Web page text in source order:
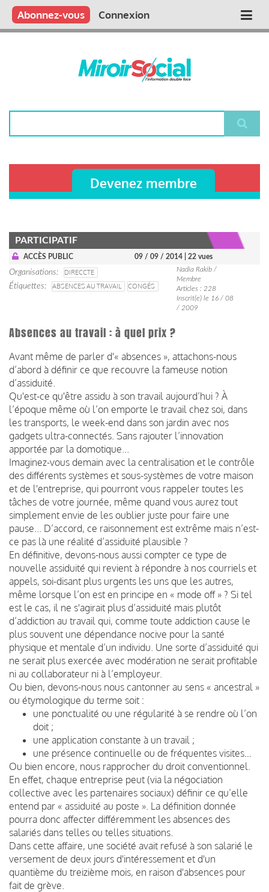
Aller
contenu
Main
Qui sommes nous ?
Vous publiez
Nous publions
Contactez-nous
Abonnez-vous Connexion
Devenez membre
PARTICIPATIF
ACCÈS PUBLIC 09 / 09 / 2014 | 22 vues
Organisations
DIRECCTE
Étiquettes
ABSENCES AU TRAVAIL CONGÉS
Nadia Rakib /
Membre
Articles : 228
Inscrit(e) le 16 / 08
/ 2009
Absences au travail : à quel prix ?
Avant même de parler d'« absences », attachons-nous
d’abord à définir ce que recouvre la fameuse notion
d’assiduité.
Qu'est-ce qu'être assidu à son travail aujourd’hui ? À
l’époque même où l’on emporte le travail chez soi, dans
les transports, le week-end dans son jardin avec nos
gadgets ultra-connectés. Sans rajouter l’innovation
apportée par la domotique...
Imaginez-vous demain avec la centralisation et le contrôle
des différents systèmes et sous-systèmes de votre maison
et de l'entreprise, qui pourront vous rappeler toutes les
tâches de votre journée, même quand vous aurez tout
simplement envie de les oublier juste pour faire une
pause... D’accord, ce raisonnement est extrême mais n’est-
ce pas là une réalité d’assiduité plausible ?
En définitive, devons-nous aussi compter ce type de
nouvelle assiduité qui revient à répondre à nos courriels et
appels, soi-disant plus urgents les uns que les autres,
même lorsque l’on est en principe en « mode off » ? Si tel
est le cas, il ne s'agirait plus d’assiduité mais plutôt
d’addiction au travail qui, comme toute addiction cause le
plus souvent une dépendance nocive pour la santé
physique et mentale d’un individu. Une sorte d’assiduité qui
ne serait plus exercée avec modération ne serait profitable
ni au collaborateur ni à l’employeur.
Ou bien, devons-nous nous cantonner au sens « ancestral »
ou étymologique du terme soit :
une ponctualité ou une régularité à se rendre où l’on
doit ;
une application constante à un travail ;
une présence continuelle ou de fréquentes visites…
Ou bien encore, nous rapprocher du droit conventionnel.
En effet, chaque entreprise peut (via la négociation
collective avec les partenaires sociaux) définir ce qu’elle
entend par « assiduité au poste ». La définition donnée
pourra donc affecter différemment les absences des
salariés dans telles ou telles situations.
Dans cette affaire, une société avait refusé à son salarié le
versement de deux jours d'intéressement et d'un
quantième du treizième mois, en raison d'absences pour
fait de grève.